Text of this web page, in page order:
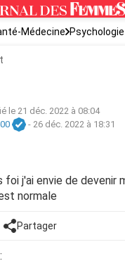
Médecine
le 21 déc. 2022 à 08:04
- 26 déc. 2022 à 18:31
foi j'ai envie de devenir
normale
Partager